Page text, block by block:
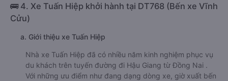
🚌 4. Xe Tuấn Hiệp khởi hành tại DT768 (Bến xe Vĩnh
Cửu)
a. Giới thiệu xe Tuấn Hiệp
Nhà xe Tuấn Hiệp đã có nhiều năm kinh nghiệm phục vụ
du khách trên tuyến đường đi Hậu Giang từ Đồng Nai .
Với những ưu điểm như đang dạng dòng xe, giờ xuất bến